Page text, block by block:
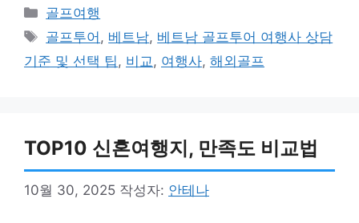
카
테
리
골프여행
태
그
골프투어 , 베트남, 베트남 골프투어 여행사 상담
기준 및 선택 팁 , 비교 , 여행사, 해외골프
TOP10 신혼여행지, 만족도 비교법
10월 30, 2025 작성자: 안테나